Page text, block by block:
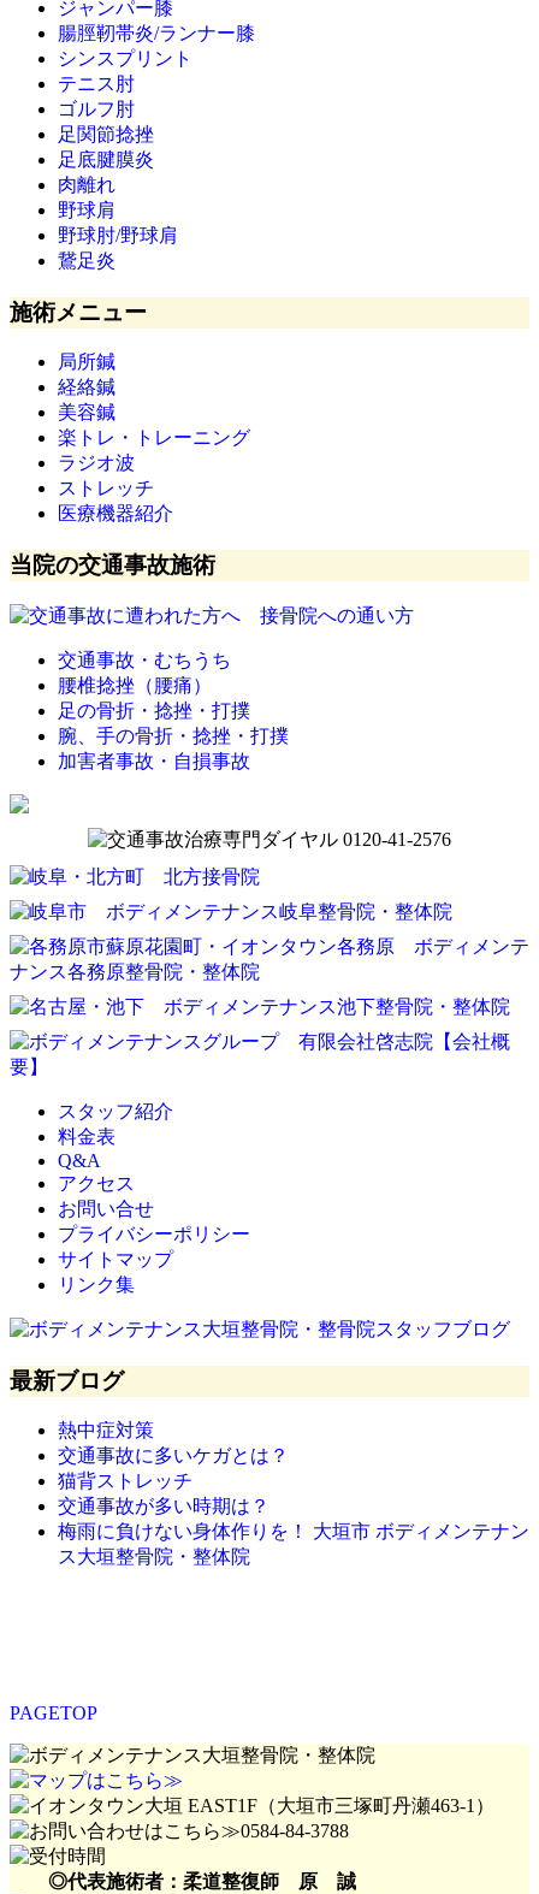
ジャンパー膝
腸脛靭帯炎/ランナー膝
シンスプリント
テニス肘
ゴルフ肘
足関節捻挫
足底腱膜炎
肉離れ
野球肩
野球肘/野球肩
鵞足炎
施術メニュー
局所鍼
経絡鍼
美容鍼
楽トレ・トレーニング
ラジオ波
ストレッチ
医療機器紹介
当院の交通事故施術
交通事故・むちうち
腰椎捻挫（腰痛）
足の骨折・捻挫・打撲
腕、手の骨折・捻挫・打撲
加害者事故・自損事故
スタッフ紹介
料金表
Q&A
アクセス
お問い合せ
プライバシーポリシー
サイトマップ
リンク集
最新ブログ
熱中症対策
交通事故に多いケガとは？
猫背ストレッチ
交通事故が多い時期は？
梅雨に負けない身体作りを！ 大垣市 ボディメンテナン
ス大垣整骨院・整体院
PAGETOP
◎代表施術者：柔道整復師 原 誠